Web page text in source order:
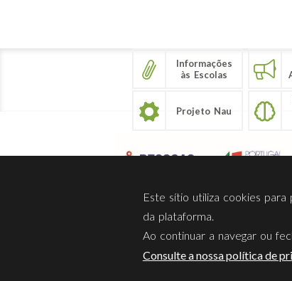
Informações
às Escolas
Projeto Nau
Sobre Nós
Este sítio utiliza cookies para
da plataforma.
Ao continuar a navegar ou
Consulte a nossa política de